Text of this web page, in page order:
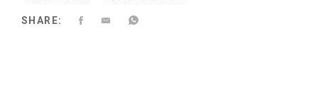
SHARE: